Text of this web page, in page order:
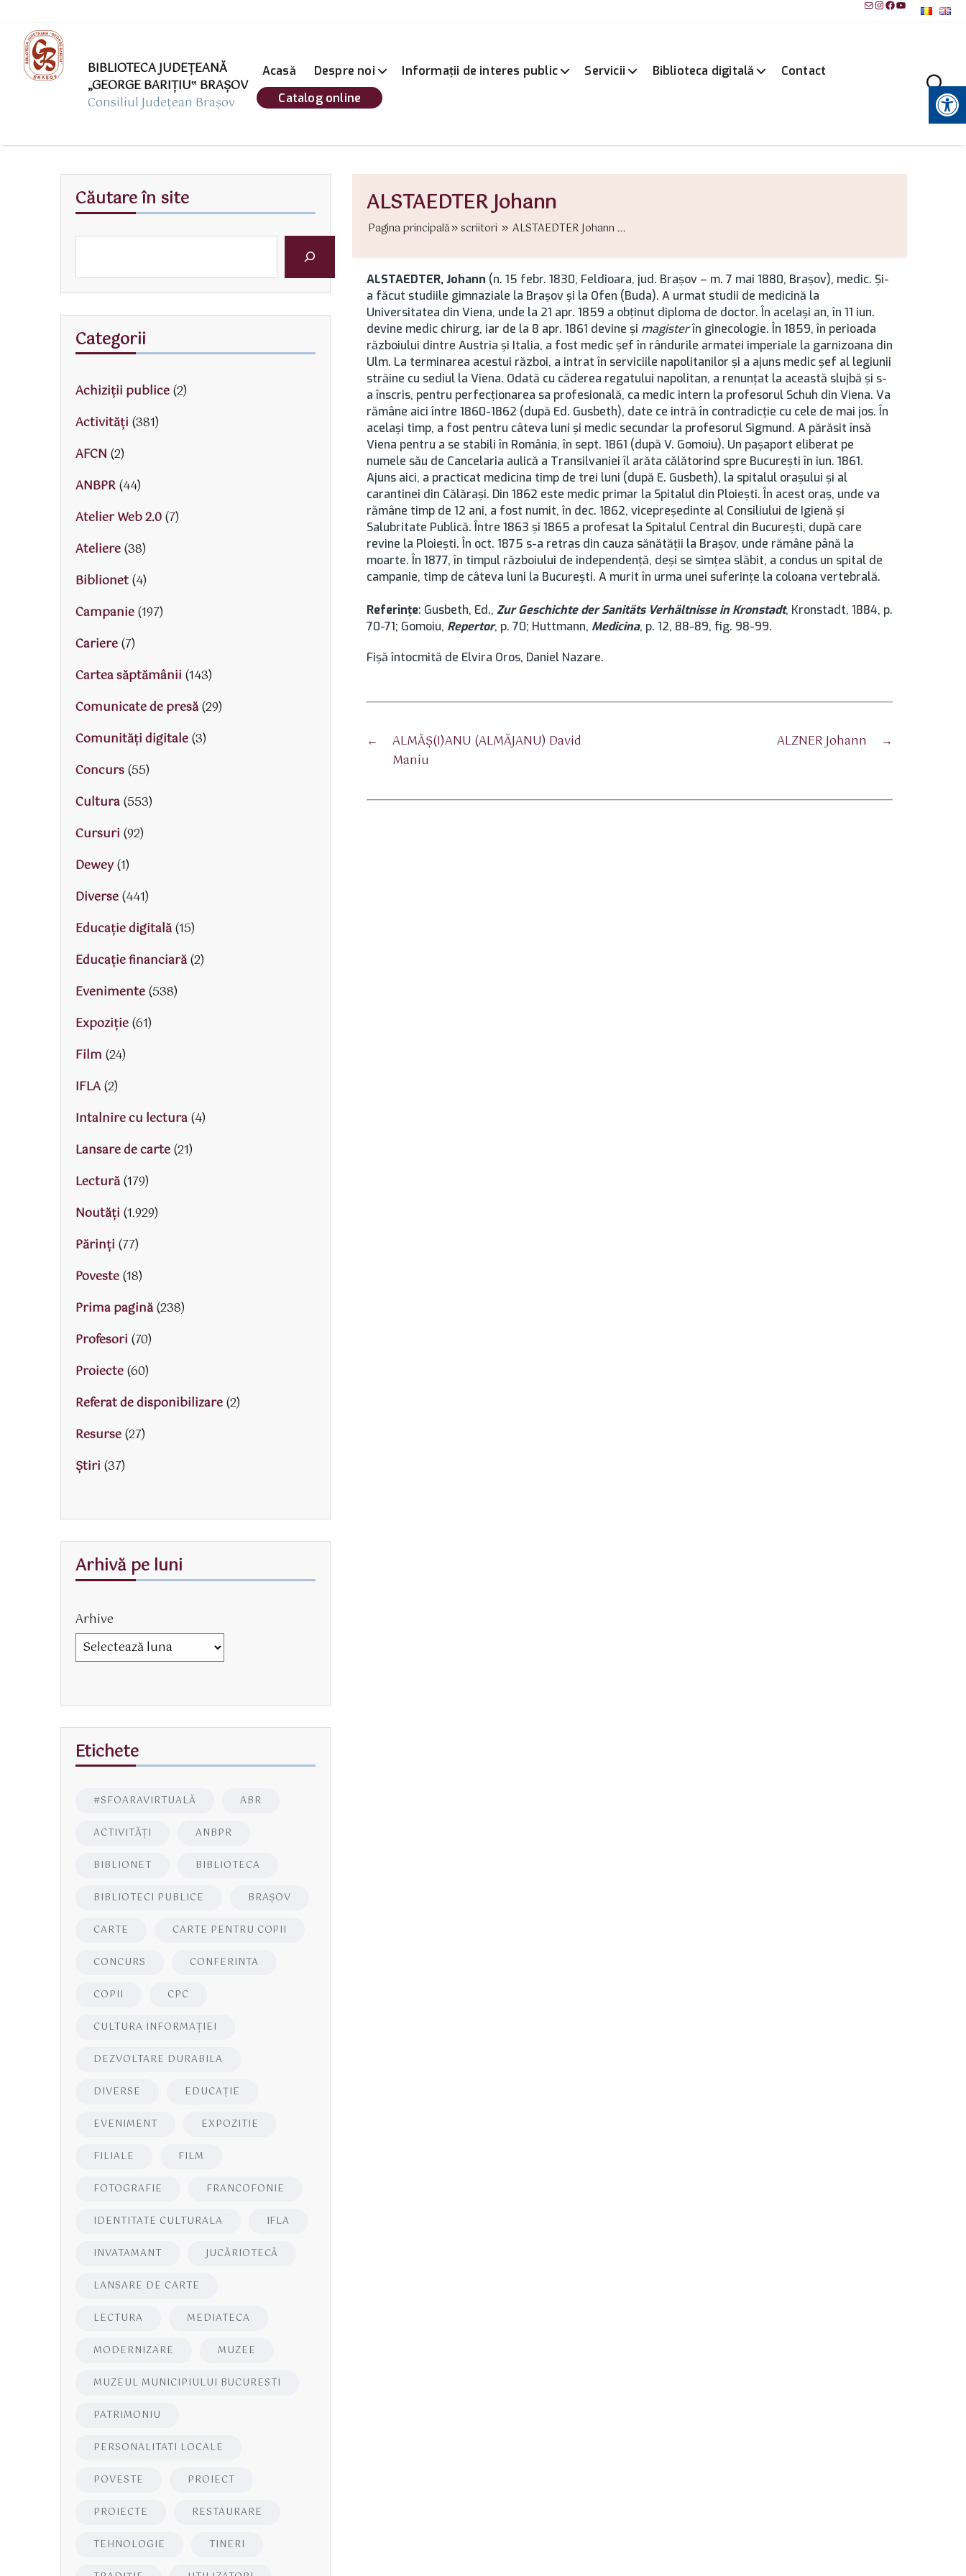
MailInstagram
Facebook
YouTube
BIBLIOTECA JUDEȚEANĂ
„GEORGE BARIŢIU‟ BRAŞOV
Consiliul Județean Brașov
Acasă Despre noi Informații de interes public Servicii Biblioteca digitală
Contact
Catalog online
Instrumente pentru accesibilitate
ALSTAEDTER Johann
Pagina principală scriitori ALSTAEDTER Johann ...
ALSTAEDTER, Johann (n. 15 febr. 1830, Feldioara, jud. Brașov – m. 7 mai 1880, Brașov), medic. Şi-
a făcut studiile gimnaziale la Brașov şi la Ofen (Buda). A urmat studii de medicină la
Universitatea din Viena, unde la 21 apr. 1859 a obţinut diploma de doctor. În acelaşi an, în 11 iun.
devine medic chirurg, iar de la 8 apr. 1861 devine şi magisterîn ginecologie. În 1859, în perioada
războiului dintre Austria şi Italia, a fost medic şef în rândurile armatei imperiale la garnizoana din
Ulm. La terminarea acestui război, a intrat în serviciile napolitanilor şi a ajuns medic şef al legiunii
străine cu sediul la Viena. Odată cu căderea regatului napolitan, a renunţat la această slujbă şi s-
a înscris, pentru perfecţionarea sa profesională, ca medic intern la profesorul Schuh din Viena. Va
rămâne aici între 1860-1862 (după Ed. Gusbeth), date ce intră în contradicţie cu cele de mai jos. În
acelaşi timp, a fost pentru câteva luni şi medic secundar la profesorul Sigmund. A părăsit însă
Viena pentru a se stabili în România, în sept. 1861 (după V. Gomoiu). Un paşaport eliberat pe
numele său de Cancelaria aulică a Transilvaniei îl arăta călătorind spre București în iun. 1861.
Ajuns aici, a practicat medicina timp de trei luni (după E. Gusbeth), la spitalul oraşului şi al
carantinei din Călăraşi. Din 1862 este medic primar la Spitalul din Ploieşti. În acest oraş, unde va
rămâne timp de 12 ani, a fost numit, în dec. 1862, vicepreşedinte al Consiliului de Igienă şi
Salubritate Publică. Între 1863 şi 1865 a profesat la Spitalul Central din București, după care
revine la Ploieşti. În oct. 1875 s-a retras din cauza sănătăţii la Brașov, unde rămâne până la
moarte. În 1877, în timpul războiului de independenţă, deşi se simţea slăbit, a condus un spital de
campanie, timp de câteva luni la București. A murit în urma unei suferinţe la coloana vertebrală.
Referinţe: Gusbeth, Ed., Zur Geschichte der Sanitäts Verhältnisse in Kronstadt, Kronstadt, 1884, p.
70-71; Gomoiu, Repertor, p. 70; Huttmann, Medicina, p. 12, 88-89, fig. 98-99.
Fişă întocmită de Elvira Oros, Daniel Nazare.
←
ALMĂŞ(I)ANU (ALMĂJANU) David
Maniu
→
ALZNER Johann
Căutare în site
Categorii
Achiziții publice(2)
Activităţi (381)
AFCN (2)
ANBPR(44)
Atelier Web 2.0(7)
Ateliere(38)
Biblionet(4)
Campanie(197)
Cariere(7)
Cartea săptămânii (143)
Comunicate de presă(29)
Comunități digitale(3)
Concurs(55)
Cultura(553)
Cursuri (92)
Dewey(1)
Diverse(441)
Educaţie digitală(15)
Educaţie financiară(2)
Evenimente(538)
Expoziție(61)
Film (24)
IFLA(2)
Intalnire cu lectura(4)
Lansare de carte(21)
Lectură(179)
Noutăți (1.929)
Părinţi (77)
Poveste(18)
Prima pagină(238)
Profesori (70)
Proiecte(60)
Referat de disponibilizare(2)
Resurse(27)
Știri (37)
Arhivă pe luni
Arhive
Etichete
#SFOARAVIRTUALĂ ABR
ACTIVITĂŢI ANBPR
BIBLIONET BIBLIOTECA
BIBLIOTECI PUBLICE BRAŞOV
CARTE CARTE PENTRU COPII
CONCURS CONFERINTA
COPII CPC
CULTURA INFORMAŢIEI
DEZVOLTARE DURABILA
DIVERSE EDUCAŢIE
EVENIMENT EXPOZITIE
FILIALE FILM
FOTOGRAFIE FRANCOFONIE
IDENTITATE CULTURALA IFLA
INVATAMANT JUCĂRIOTECĂ
LANSARE DE CARTE
LECTURA MEDIATECA
MODERNIZARE MUZEE
MUZEUL MUNICIPIULUI BUCURESTI
PATRIMONIU
PERSONALITATI LOCALE
POVESTE PROIECT
PROIECTE RESTAURARE
TEHNOLOGIE TINERI